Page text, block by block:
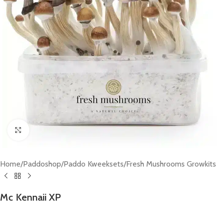
Home/Paddoshop/Paddo Kweeksets/Fresh Mushrooms Growkits
Mc Kennaii XP